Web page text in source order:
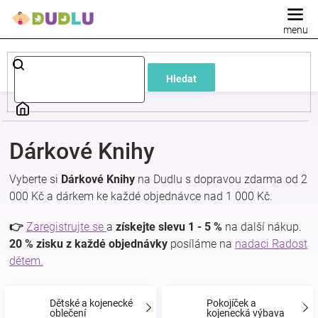
Hledat
Dětské
a
a
Dárkové Knihy
Vyberte si Dárkové Knihy na Dudlu s dopravou zdarma od 2
000 Kč a dárkem ke každé objednávce nad 1 000 Kč.
👉 Zaregistrujte se a získejte slevu 1 - 5 % na další nákup.
20 % zisku z každé objednávky posíláme na nadaci Radost
dětem.
Dětské a kojenecké
oblečení
Pokojíček a
kojenecká výbava